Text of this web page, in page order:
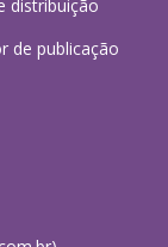
distribuição
de publicação